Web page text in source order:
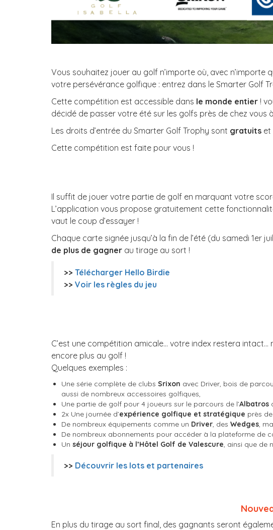
Vous souhaitez jouer au golf n’importe où, avec n’importe
votre persévérance golfique : entrez dans le Smarter Golf
Cette compétition est accessible dans le monde entier !
décidé de passer votre été sur les golfs près de chez vous
Les droits d’entrée du Smarter Golf Trophy sont gratuits et
Cette compétition est faite pour vous !
Il suffit de jouer votre partie de golf en marquant votre
L’application vous propose gratuitement cette
vaut le coup d’essayer !
Chaque carte signée jusqu’à la fin de l’été (du samedi
de plus de gagner au tirage au sort !
>> Télécharger Hello Birdie
>> Voir les règles du jeu
C’est une compétition amicale… votre index restera intact…
encore plus au golf !
Quelques exemples :
Une série complète de clubs Srixon avec Driver, bois de
aussi de nombreux accessoires golfiques,
Une partie de golf pour 4 joueurs sur le parcours de l’Albatros
2x Une journée d’expérience golfique et stratégique près
De nombreux équipements comme un Driver , des Wedges ,
De nombreux abonnements pour accéder à la plateforme de
Un séjour golfique à l’Hôtel Golf de Valescure , ainsi que
>> Découvrir les lots et partenaires
En plus du tirage au sort final, des gagnants seront